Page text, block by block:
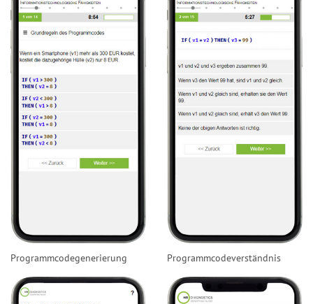
Programmcodegenerierung Programmcodeverständnis